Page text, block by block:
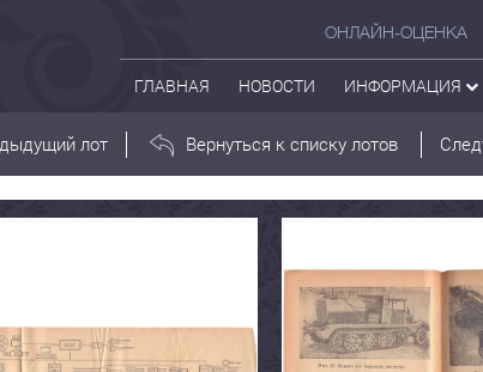
ОНЛАЙН-ОЦЕНКА
ГЛАВНАЯ НОВОСТИ ИНФОРМАЦИЯ
лот Вернуться к списку лотов